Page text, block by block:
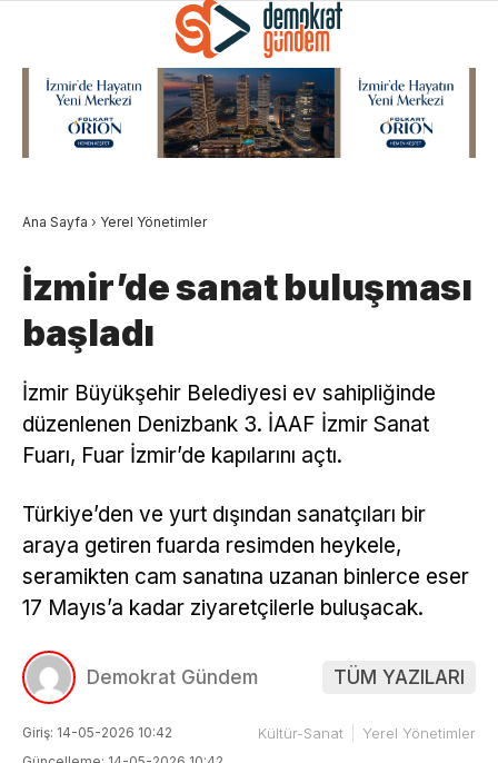
Ana Sayfa › Yerel Yönetimler
İzmir’de sanat buluşması
başladı
İzmir Büyükşehir Belediyesi ev sahipliğinde
düzenlenen Denizbank 3. İAAF İzmir Sanat
Fuarı, Fuar İzmir’de kapılarını açtı.
Türkiye’den ve yurt dışından sanatçıları bir
araya getiren fuarda resimden heykele,
seramikten cam sanatına uzanan binlerce eser
17 Mayıs’a kadar ziyaretçilerle buluşacak.
Demokrat Gündem TÜM YAZILARI
Giriş: 14-05-2026 10:42
Kültür-Sanat Yerel Yönetimler